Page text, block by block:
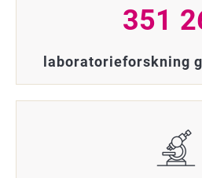
351
laboratorieforskning